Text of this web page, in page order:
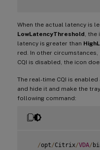
When the actual latency is
LowLatencyThreshold ,
latency is greater than
red. In other
CQI is disabled, the icon
The real-time CQI is
and hide it and make the
following command:
/opt/Citrix/VDA/